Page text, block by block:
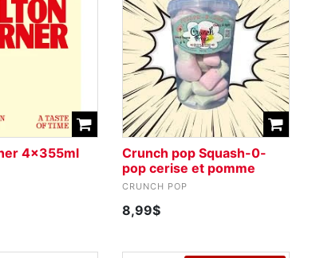
4x355ml
Crunch pop Squash-0-
pop cerise et pomme
CRUNCH POP
8,99$